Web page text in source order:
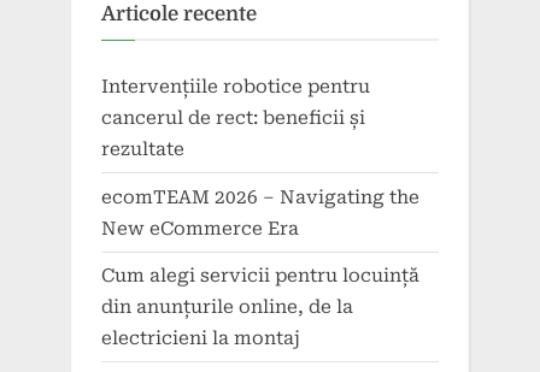
Articole recente
Intervențiile robotice pentru
cancerul de rect: beneficii și
rezultate
ecomTEAM 2026 – Navigating the
New eCommerce Era
Cum alegi servicii pentru locuință
din anunțurile online, de la
electricieni la montaj